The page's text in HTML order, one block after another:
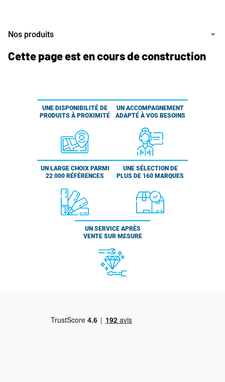
Nos produits
Cette page est en cours de construction
UNE DISPONIBILITÉ DE
PRODUITS À PROXIMITÉ
UN ACCOMPAGNEMENT
ADAPTÉ À VOS BESOINS
UN LARGE CHOIX PARMI
22 000 RÉFÉRENCES
UNE SÉLECTION DE
PLUS DE 160 MARQUES
UN SERVICE APRÈS
VENTE SUR MESURE